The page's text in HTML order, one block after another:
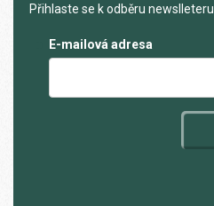
Přihlaste se k odběru newslleteru.
E-mailová adresa